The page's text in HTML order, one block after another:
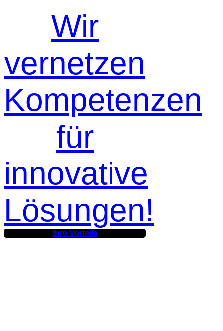
Wir
vernetzen
Kompetenzen
für
innovative
Lösungen!
Ihre Vorteile